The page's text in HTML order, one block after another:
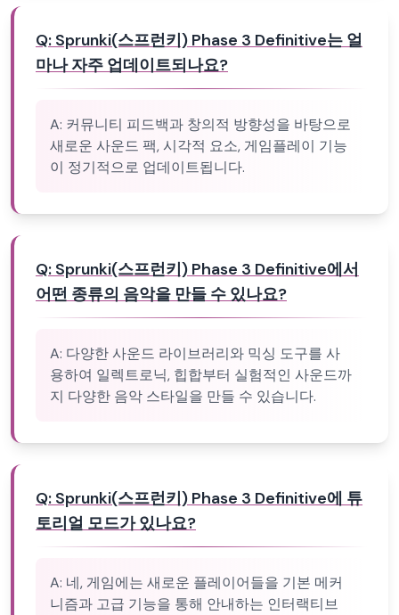
Q: Sprunki(스프런키) Phase 3 Definitive는 얼
마나 자주 업데이트되나요?
A: 커뮤니티 피드백과 창의적 방향성을 바탕으로
새로운 사운드 팩, 시각적 요소, 게임플레이 기능
이 정기적으로 업데이트됩니다.
Q: Sprunki(스프런키) Phase 3 Definitive에서
어떤 종류의 음악을 만들 수 있나요?
A: 다양한 사운드 라이브러리와 믹싱 도구를 사
용하여 일렉트로닉, 힙합부터 실험적인 사운드까
지 다양한 음악 스타일을 만들 수 있습니다.
Q: Sprunki(스프런키) Phase 3 Definitive에 튜
토리얼 모드가 있나요?
A: 네, 게임에는 새로운 플레이어들을 기본 메커
니즘과 고급 기능을 통해 안내하는 인터랙티브